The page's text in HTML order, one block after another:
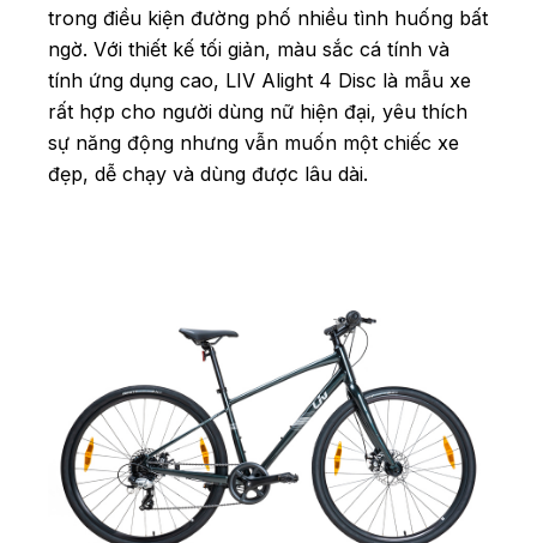
trong điều kiện đường phố nhiều tình huống bất
ngờ. Với thiết kế tối giản, màu sắc cá tính và
tính ứng dụng cao, LIV Alight 4 Disc là mẫu xe
rất hợp cho người dùng nữ hiện đại, yêu thích
sự năng động nhưng vẫn muốn một chiếc xe
đẹp, dễ chạy và dùng được lâu dài.